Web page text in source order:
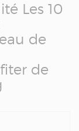
Les 10
de
de